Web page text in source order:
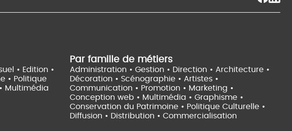
• Edition •
• Politique
Multimédia
Par famille de métiers
Administration • Gestion • Direction • Architecture •
Décoration • Scénographie • Artistes •
Communication • Promotion • Marketing •
Conception web • Multimédia • Graphisme •
Conservation du Patrimoine • Politique Culturelle •
Diffusion • Distribution • Commercialisation